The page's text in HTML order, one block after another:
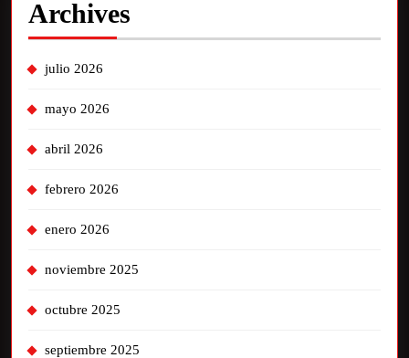
Archives
julio 2026
mayo 2026
abril 2026
febrero 2026
enero 2026
noviembre 2025
octubre 2025
septiembre 2025